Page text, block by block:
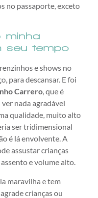
no passaporte, exceto
minha
seu tempo
e shows no
para descansar. E foi
Carrero, que é
nada agradável
qualidade, muito alto
ser tridimensional
é lá envolvente. A
assustar crianças
e volume alto.
maravilha e tem
agrade crianças ou